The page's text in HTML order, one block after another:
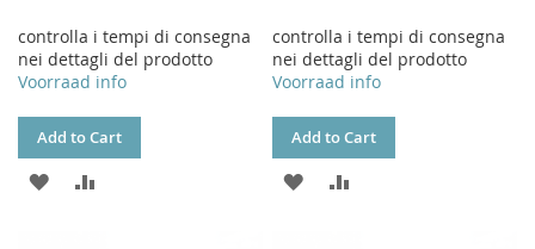
controlla i tempi di consegna
nei dettagli del prodotto
Voorraad info
Add to Cart
ADD
controlla i tempi di consegna
nei dettagli del prodotto
Voorraad info
Add to Cart
ADD